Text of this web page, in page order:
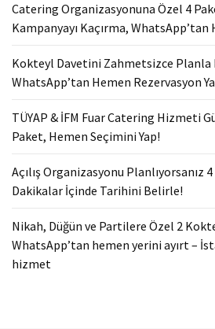
Catering Organizasyonuna Özel 4
Kampanyayı Kaçırma, WhatsApp’tan
Kokteyl Davetini Zahmetsizce Planla
WhatsApp’tan Hemen Rezervasyon
TÜYAP & İFM Fuar Catering Hizmeti
Paket, Hemen Seçimini Yap!
Açılış Organizasyonu Planlıyorsanız
Dakikalar İçinde Tarihini Belirle!
Nikah, Düğün ve Partilere Özel 2
WhatsApp’tan hemen yerini ayırt –
hizmet